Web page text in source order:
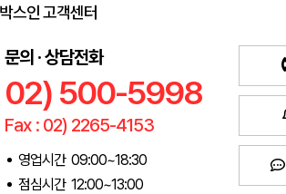
박스인 고객센터
문의 · 상담전화
02) 500-5998
Fax : 02) 2265-4153
영업시간 09:00~18:30
점심시간 12:00~13:00